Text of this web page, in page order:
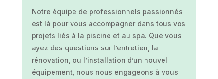
Notre équipe de professionnels passionnés
est là pour vous accompagner dans tous vos
projets liés à la piscine et au spa. Que vous
ayez des questions sur l’entretien, la
rénovation, ou l’installation d’un nouvel
équipement, nous nous engageons à vous